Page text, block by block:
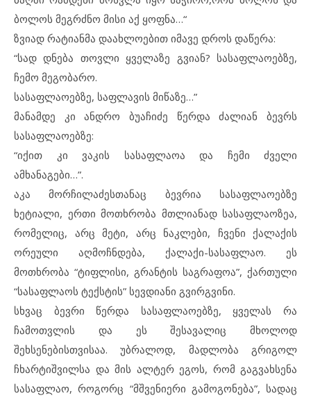
ბოლოს მეგრძნო მისი აქ ყოფნა…“
ზვიად რატიანმა დაახლოებით იმავე დროს დაწერა:
“სად დნება თოვლი ყველაზე გვიან? სასაფლაოებზე,
ჩემო მეგობარო.
სასაფლაოებზე, საფლავის მიწაზე…”
მანამდე კი ანდრო ბუაჩიძე წერდა ძალიან ბევრს
სასაფლაოებზე:
“იქით კი ვაკის სასაფლაოა და ჩემი ძველი
ამხანაგები…”.
აკა მორჩილაძესთანაც ბევრია სასაფლაოებზე
ხეტიალი, ერთი მოთხრობა მთლიანად სასაფლაოზეა,
რომელიც, არც მეტი, არც ნაკლები, ჩვენი ქალაქის
ორეული აღმოჩნდება, ქალაქი-სასაფლაო. ეს
მოთხრობა “ტიფლისი, გრანტის საგრაფოა”, ქართული
“სასაფლაოს ტექსტის” სევდიანი გვირგვინი.
სხვაც ბევრი წერდა სასაფლაოებზე, ყველას რა
ჩამოთვლის და ეს შესავალიც მხოლოდ
შეხსენებისთვისაა. უბრალოდ, მადლობა გრიგოლ
ჩხარტიშვილსა და მის ალტერ ეგოს, რომ გაგვახსენა
სასაფლაო, როგორც “მშვენიერი გამოგონება”, სადაც